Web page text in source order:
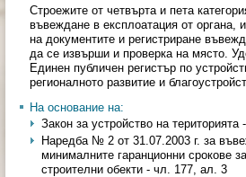
Строежите от четвърта и пета
въвеждане в експлоатация от органа,
на документите и регистриране
да се извърши и проверка на място.
Единен публичен регистър по
регионалното развитие и
На основание на:
Закон за устройство на
Наредба № 2 от 31.07.2003 г. за
минималните гаранционни срокове
строителни обекти - чл. 177, ал. 3